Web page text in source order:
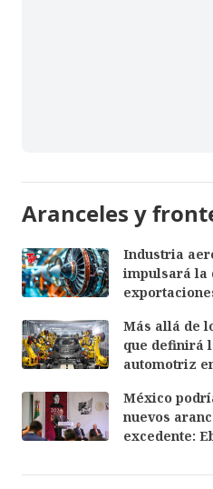
Aranceles y
Industria
impulsará la
Más allá de
que definirá
automotriz
México
nuevos
excedente: